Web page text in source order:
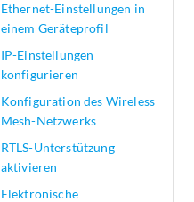
Ethernet-Einstellungen in
einem Geräteprofil
IP-Einstellungen
konfigurieren
Konfiguration des Wireless
Mesh-Netzwerks
RTLS-Unterstützung
aktivieren
Elektronische